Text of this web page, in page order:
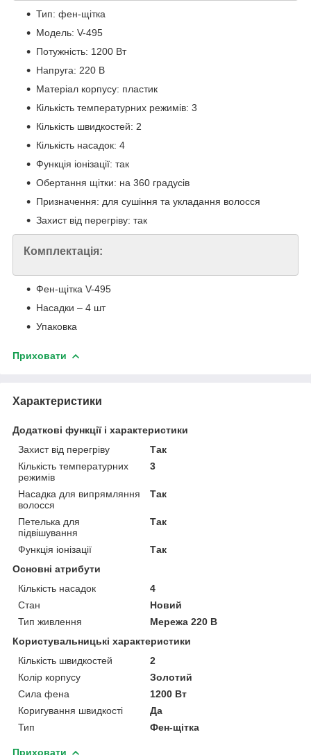
Тип: фен-щітка
Модель: V-495
Потужність: 1200 Вт
Напруга: 220 В
Матеріал корпусу: пластик
Кількість температурних режимів: 3
Кількість швидкостей: 2
Кількість насадок: 4
Функція іонізації: так
Обертання щітки: на 360 градусів
Призначення: для сушіння та укладання волосся
Захист від перегріву: так
Комплектація:
Фен-щітка V-495
Насадки – 4 шт
Упаковка
Приховати
Характеристики
Додаткові функції і характеристики
Захист від перегріву
Так
Кількість температурних
режимів
3
Насадка для випрямляння
волосся
Так
Петелька для
підвішування
Так
Функція іонізації
Так
Основні атрибути
Кількість насадок
4
Стан
Новий
Тип живлення
Мережа 220 В
Користувальницькі характеристики
Кількість швидкостей
2
Колір корпусу
Золотий
Сила фена
1200 Вт
Коригування швидкості
Да
Тип
Фен-щітка
Приховати